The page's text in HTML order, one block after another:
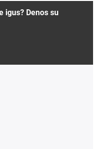
igus? Denos su